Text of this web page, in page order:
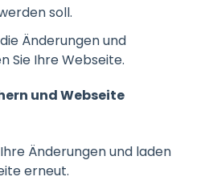
soll.
Änderungen und
Sie Ihre Webseite.
und Webseite
Änderungen und laden
erneut.